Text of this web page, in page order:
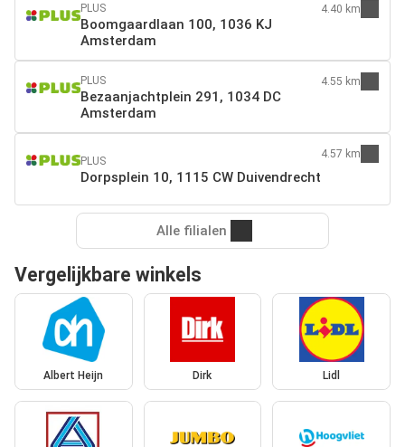
PLUS
Boomgaardlaan 100, 1036 KJ
Amsterdam
4.40 km
PLUS
Bezaanjachtplein 291, 1034 DC
Amsterdam
4.55 km
PLUS
Dorpsplein 10, 1115 CW Duivendrecht
4.57 km
Alle filialen
Vergelijkbare winkels
Albert Heijn Dirk Lidl